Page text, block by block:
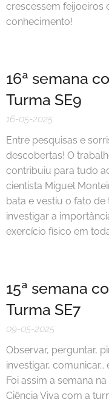
crescessem feijoeiros
conhecimento!
16ª semana
Turma SE9
16-05-2025
Entre pesquisas e
descobertas! O
contribuiu para tudo
cientista Miguel
bata e vestiu o fato de
investigar a
exercício físico em
15ª semana
Turma SE7
09-05-2025
Observar, perguntar,
investigar, comunicar…
Foi assim a semana
Ciência Viva com a